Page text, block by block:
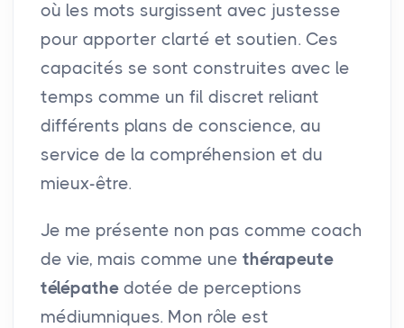
où les mots surgissent avec justesse
pour apporter clarté et soutien. Ces
capacités se sont construites avec le
temps comme un fil discret reliant
différents plans de conscience, au
service de la compréhension et du
mieux-être.
Je me présente non pas comme coach
de vie, mais comme une thérapeute
télépathe dotée de perceptions
médiumniques. Mon rôle est